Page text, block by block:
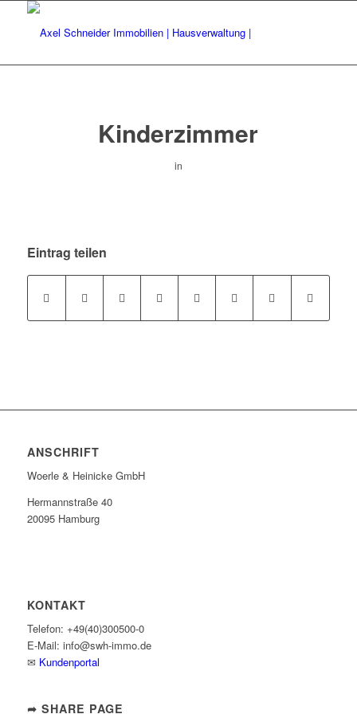
Kinderzimmer
in
Eintrag teilen
ANSCHRIFT
Woerle & Heinicke GmbH
Hermannstraße 40
20095 Hamburg
KONTAKT
Telefon: +49(40)300500-0
E-Mail: info@swh-immo.de
✉ Kundenportal
➦ SHARE PAGE